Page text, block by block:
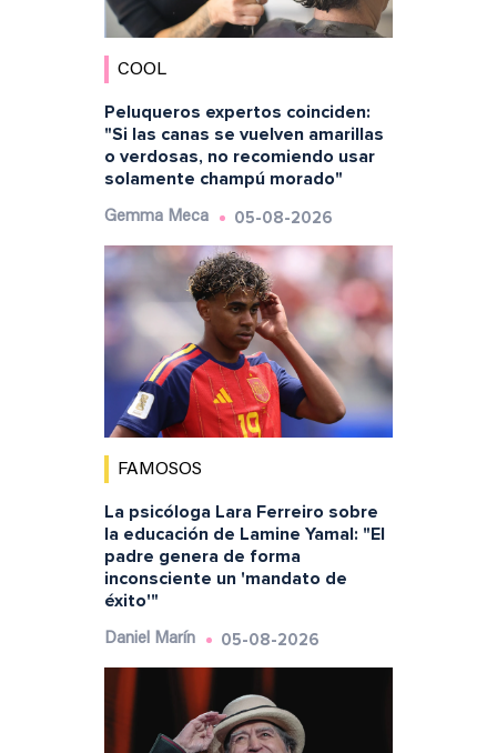
COOL
Peluqueros expertos coinciden:
"Si las canas se vuelven amarillas
o verdosas, no recomiendo usar
solamente champú morado"
Gemma Meca 05-08-2026
FAMOSOS
La psicóloga Lara Ferreiro sobre
la educación de Lamine Yamal: "El
padre genera de forma
inconsciente un 'mandato de
éxito'"
Daniel Marín 05-08-2026